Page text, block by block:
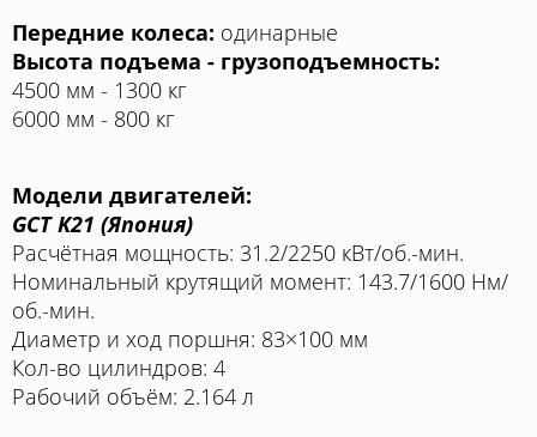
Передние колеса: одинарные
Высота подъема - грузоподъемность:
4500 мм - 1300 кг
6000 мм - 800 кг
Модели двигателей:
GCT K21 (Япония)
Расчётная мощность: 31.2/2250 кВт/об.-мин.
Номинальный крутящий момент: 143.7/1600 Нм/
об.-мин.
Диаметр и ход поршня: 83×100 мм
Кол-во цилиндров: 4
Рабочий объём: 2.164 л